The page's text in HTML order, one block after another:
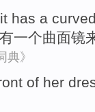
it has a
有一个曲面镜
典》
of her